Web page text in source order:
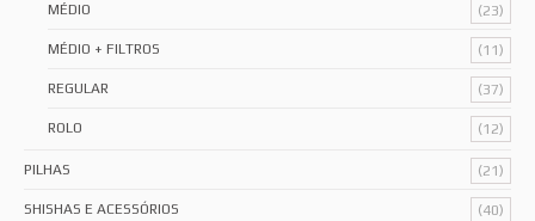
MÉDIO (23)
MÉDIO + FILTROS (11)
REGULAR (37)
ROLO (12)
PILHAS (21)
SHISHAS E ACESSÓRIOS
(40)